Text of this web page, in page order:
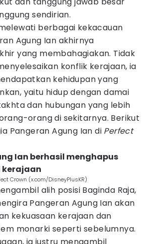
sendirian.
berbagai kekacauan
Agung Ian akhirnya
yang membahagiakan. Tidak
konflik kerajaan, ia
kehidupan yang
yaitu hidup dengan damai
dan hubungan yang lebih
orang di sekitarnya. Berikut
Pangeran Agung Ian di Perfect
Ian berhasil menghapus
kerajaan
Crown (x.com/DisneyPlusKR)
alih posisi Baginda Raja,
Pangeran Agung Ian akan
kekuasaan kerajaan dan
monarki seperti sebelumnya.